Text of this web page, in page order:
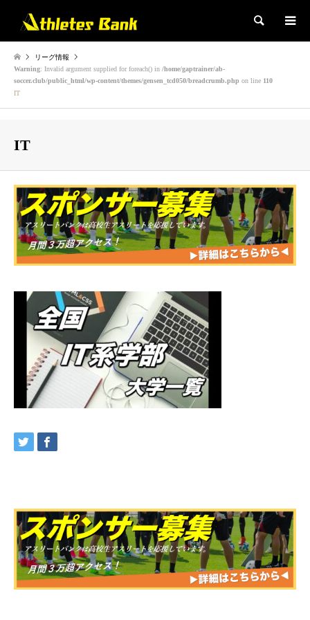
検索
リーグ情報
Warning: Invalid argument supplied for foreach() in /home/gaptrainer/ab-
soccer.club/public_html/wp-content/themes/gensen_tcd050/breadcrumb.php on line 110
IT
IT